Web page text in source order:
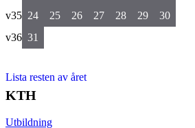
v35 24 25 26 27 28 29
30
v36 31
Lista resten av året
KTH
Utbildning